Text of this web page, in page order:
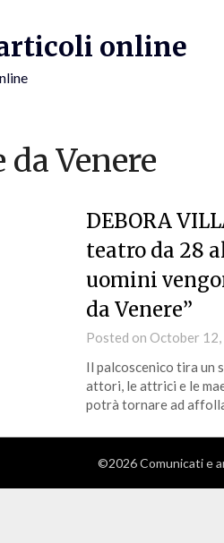
online
Venere
DEBORA
teatro da 28
uomini
da Venere”
Posted on October 12,
Il palcoscenico tira un
attori, le attrici e le
potrà tornare ad
©2026 Comunicati e